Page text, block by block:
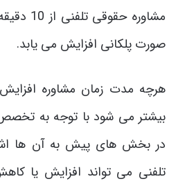
صورت پلکانی افزایش می یابد.
هرچه مدت زمان مشاوره
بیشتر می‌ شود با توجه به
در بخش‌ های پیش به آن ها
تلفنی می‌ تواند افزایش یا